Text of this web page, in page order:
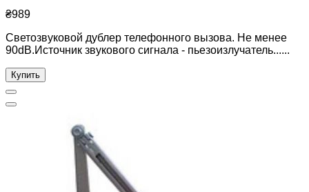
₴989
Светозвуковой дублер телефонного вызова. Не менее
90dB.Источник звукового сигнала - пьезоизлучатель......
Купить